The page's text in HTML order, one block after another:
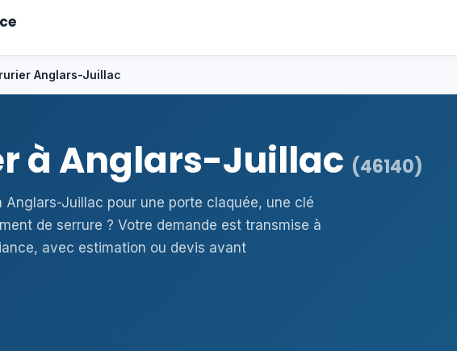
Anglars-Juillac
à Anglars-Juillac (46140)
Anglars-Juillac pour une porte claquée, une clé
de serrure ? Votre demande est transmise à
avec estimation ou devis avant